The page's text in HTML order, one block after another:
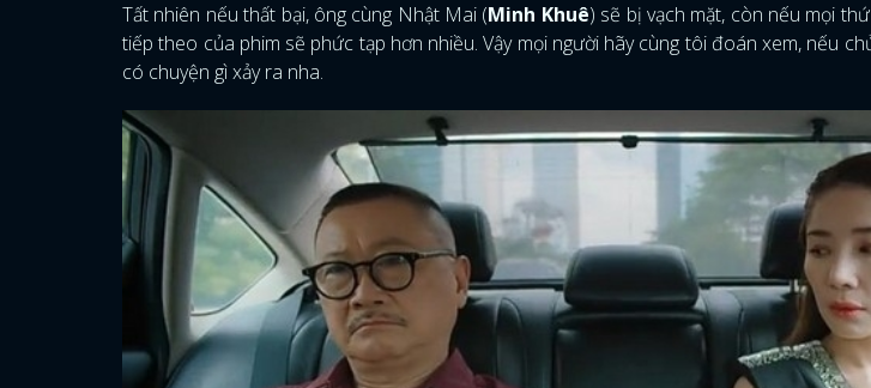
Tất nhiên nếu thất bại, ông cùng Nhật Mai (Minh Khuê) sẽ bị vạch mặt, còn nếu mọi
tiếp theo của phim sẽ phức tạp hơn nhiều. Vậy mọi người hãy cùng tôi đoán xem, nếu
có chuyện gì xảy ra nha.